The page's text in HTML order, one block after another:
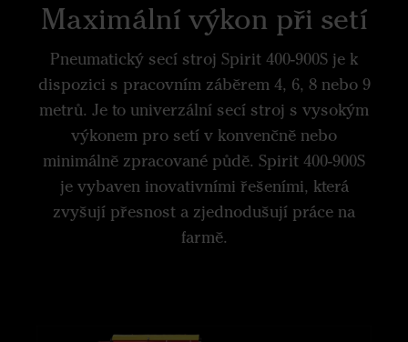
Maximální výkon při setí
Pneumatický secí stroj Spirit 400-900S je k
dispozici s pracovním záběrem 4, 6, 8 nebo 9
metrů. Je to univerzální secí stroj s vysokým
výkonem pro setí v konvenčně nebo
minimálně zpracované půdě. Spirit 400-900S
je vybaven inovativními řešeními, která
zvyšují přesnost a zjednodušují práce na
farmě.